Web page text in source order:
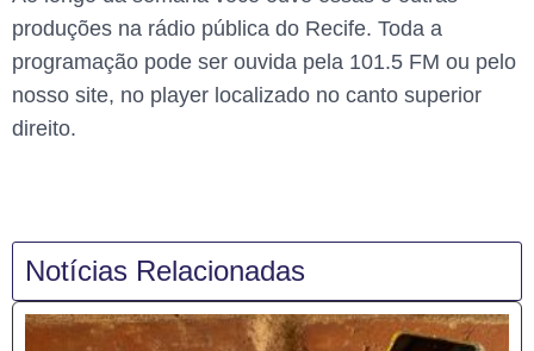
produções na rádio pública do Recife. Toda a
programação pode ser ouvida pela 101.5 FM ou pelo
nosso site, no player localizado no canto superior
direito.
Notícias Relacionadas